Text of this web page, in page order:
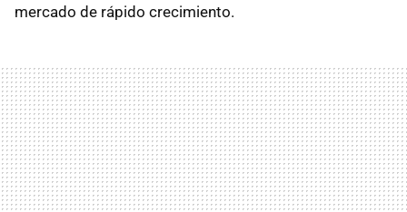
mercado de rápido crecimiento.